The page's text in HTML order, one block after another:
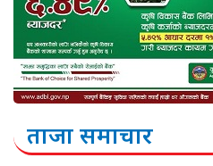
ताजा समाचार